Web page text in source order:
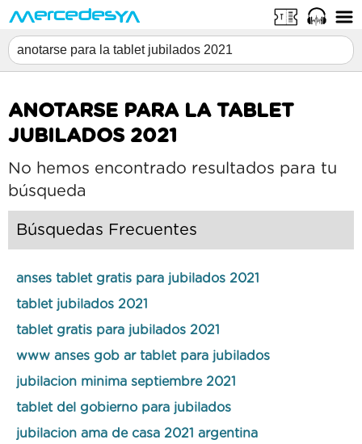
ANOTARSE PARA LA TABLET
JUBILADOS 2021
No hemos encontrado resultados para tu
búsqueda
Búsquedas Frecuentes
anses tablet gratis para jubilados 2021
tablet jubilados 2021
tablet gratis para jubilados 2021
www anses gob ar tablet para jubilados
jubilacion minima septiembre 2021
tablet del gobierno para jubilados
jubilacion ama de casa 2021 argentina